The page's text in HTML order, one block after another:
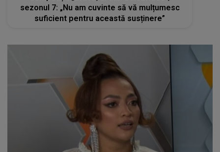
sezonul 7: „Nu am cuvinte să vă mulțumesc
suficient pentru această susținere”